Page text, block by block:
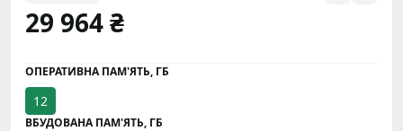
29 964 ₴
ОПЕРАТИВНА ПАМ'ЯТЬ, ГБ
12
ВБУДОВАНА ПАМ'ЯТЬ, ГБ